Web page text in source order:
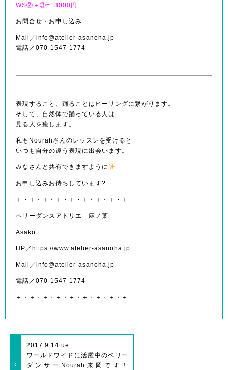
WS②＋③=13000円
お問合せ・お申し込み
Mail／info@atelier-asanoha.jp
電話／070-1547-1774
表現すること、踊ることはヒーリングに繋がります。
そして、自然体で踊っている人は
見る人を癒します。
私もNourahさんのレッスンを受けると
いつも自分の違う表現に出会います。
みなさんと共有できますように
お申し込みお待ちしています?
＋・＋・＋・＋・＋・＋・＋・＋・＋
ベリーダンスアトリエ 麻ノ葉
Asako
HP／https://www.atelier-asanoha.jp
Mail／info@atelier-asanoha.jp
電話／070-1547-1774
＋・＋・＋・＋・＋・＋・＋・＋・＋
2017.9.14tue.
ワールドワイドに活躍中のベリー
ダンサーNourah来岡です！